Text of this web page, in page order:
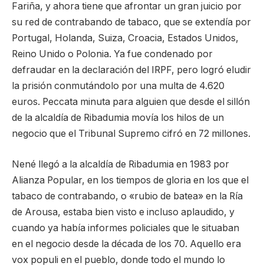
Fariña, y ahora tiene que afrontar un gran juicio por
su red de contrabando de tabaco, que se extendía por
Portugal, Holanda, Suiza, Croacia, Estados Unidos,
Reino Unido o Polonia. Ya fue condenado por
defraudar en la declaración del IRPF, pero logró eludir
la prisión conmutándolo por una multa de 4.620
euros. Peccata minuta para alguien que desde el sillón
de la alcaldía de Ribadumia movía los hilos de un
negocio que el Tribunal Supremo cifró en 72 millones.
Nené llegó a la alcaldía de Ribadumia en 1983 por
Alianza Popular, en los tiempos de gloria en los que el
tabaco de contrabando, o «rubio de batea» en la Ría
de Arousa, estaba bien visto e incluso aplaudido, y
cuando ya había informes policiales que le situaban
en el negocio desde la década de los 70. Aquello era
vox populi en el pueblo, donde todo el mundo lo